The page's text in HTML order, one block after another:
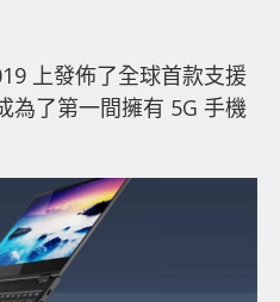
上發佈了全球首款支援
了第一間擁有 5G 手機